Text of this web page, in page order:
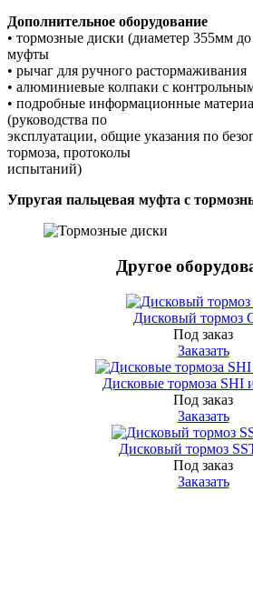
Дополнительное оборудование
• тормозные диски (диаметер 355мм
муфты
• рычаг для ручного растормаживания
• алюминиевые колпаки с
• подробные информационные
(руководства по
эксплуатации, общие указания по
тормоза, протоколы
испытаний)
Упругая пальцевая муфта с
Другое
Дисковый тормоз
Под заказ
Заказать
Дисковые тормоза SHI
Под заказ
Заказать
Дисковый тормоз
Под заказ
Заказать